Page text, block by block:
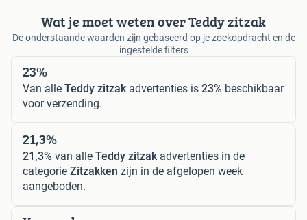
Wat je moet weten over Teddy zitzak
De onderstaande waarden zijn gebaseerd op je zoekopdracht en de
ingestelde filters
23%
Van alle Teddy zitzak advertenties is 23% beschikbaar
voor verzending.
21,3%
21,3% van alle Teddy zitzak advertenties in de
categorie Zitzakken zijn in de afgelopen week
aangeboden.